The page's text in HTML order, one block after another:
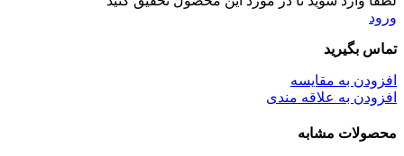
ورود
تماس بگیرید
افزودن به مقایسه
افزودن به علاقه مندی
محصولات مشابه